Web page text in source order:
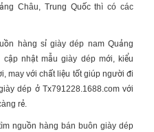
Châu, Trung Quốc thì có các
hàng sỉ giày dép nam Quảng
nhật mẫu giày dép mới, kiểu
may với chất liệu tốt giúp người đi
dép ở Tx791228.1688.com với
rẻ.
nguồn hàng bán buôn giày dép